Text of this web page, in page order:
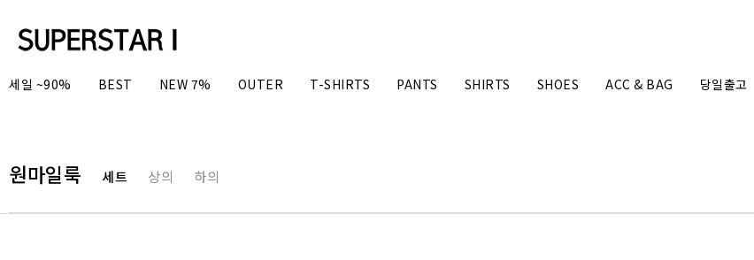
세일 ~90% BEST NEW 7% OUTER T-SHIRTS PANTS SHIRTS SHOES ACC & BAG 당일출고
원마일룩 세트 상의 하의